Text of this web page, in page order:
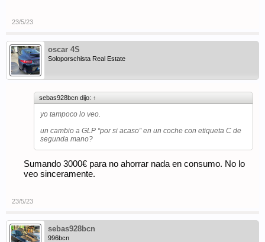
23/5/23
oscar 4S
Soloporschista Real Estate
sebas928bcn dijo: ↑
yo tampoco lo veo.
un cambio a GLP “por si acaso” en un coche con etiqueta C de
segunda mano?
Sumando 3000€ para no ahorrar nada en consumo. No lo
veo sinceramente.
23/5/23
sebas928bcn
996bcn